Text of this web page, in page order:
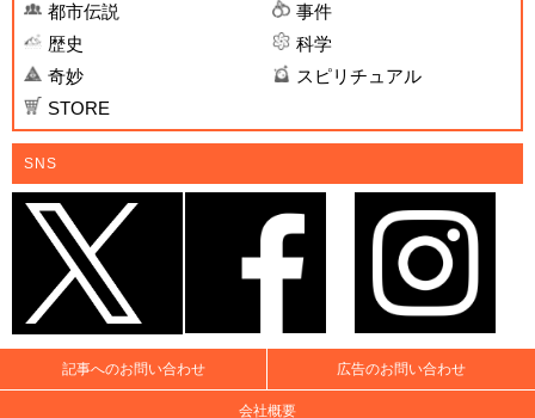
都市伝説
事件
歴史
科学
奇妙
スピリチュアル
STORE
SNS
記事へのお問い合わせ 広告のお問い合わせ
会社概要